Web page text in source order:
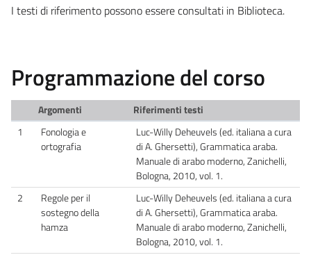
I testi di riferimento possono essere consultati in Biblioteca.
Programmazione del corso
Argomenti
Riferimenti testi
1
Fonologia e
ortografia
Luc-Willy Deheuvels (ed. italiana a cura
di A. Ghersetti), Grammatica araba.
Manuale di arabo moderno, Zanichelli,
Bologna, 2010, vol. 1.
2
Regole per il
sostegno della
hamza
Luc-Willy Deheuvels (ed. italiana a cura
di A. Ghersetti), Grammatica araba.
Manuale di arabo moderno, Zanichelli,
Bologna, 2010, vol. 1.